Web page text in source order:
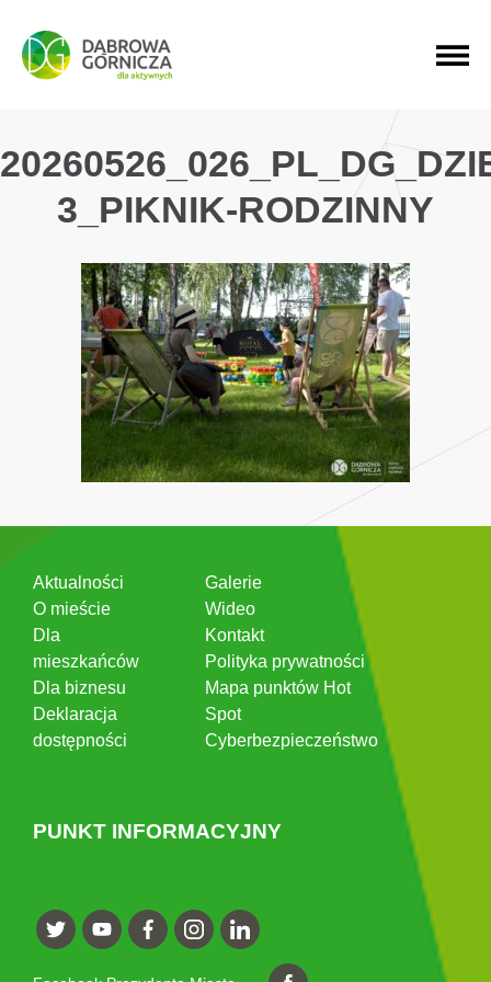
PRZEJDŹ DO MENU GŁÓWNEGO
PRZEJDŹ DO WYSZUKIWARKI
PRZEJDŹ DO TREŚCI
3_PIKNIK-RODZINNY
Aktualności
O mieście
Dla
mieszkańców
Dla biznesu
Deklaracja
dostępności
Galerie
Wideo
Kontakt
Polityka prywatności
Mapa punktów Hot
Spot
Cyberbezpieczeństwo
PUNKT INFORMACYJNY